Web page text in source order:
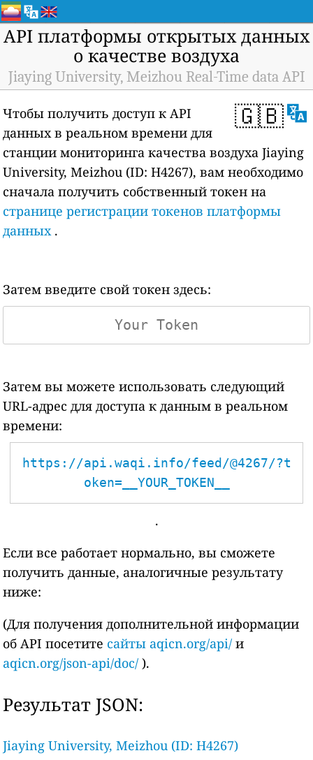
API платформы открытых данных
о качестве воздуха
Jiaying University, Meizhou Real-Time data API
🇬🇧
Чтобы получить доступ к API
данных в реальном времени для
станции мониторинга качества воздуха Jiaying
University, Meizhou (ID: H4267), вам необходимо
сначала получить собственный токен на
странице регистрации токенов платформы
данных.
Затем введите свой токен здесь:
Затем вы можете использовать следующий
URL-адрес для доступа к данным в реальном
времени:
https://api.waqi.info/feed/@4267/?t
oken=__YOUR_TOKEN__
.
Если все работает нормально, вы сможете
получить данные, аналогичные результату
ниже:
(Для получения дополнительной информации
об API посетите сайты aqicn.org/api/ и
aqicn.org/json-api/doc/ ).
Результат JSON:
Jiaying University, Meizhou (ID: H4267)